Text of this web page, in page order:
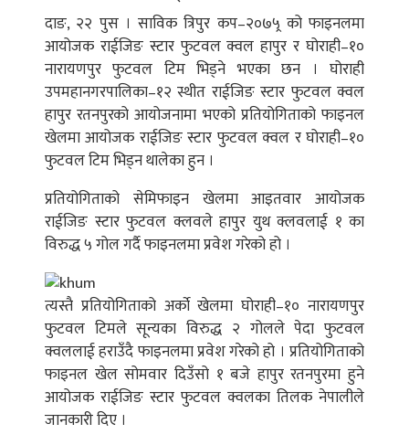
दाङ, २२ पुस । साविक त्रिपुर कप–२०७५्र को फाइनलमा
आयोजक राईजिङ स्टार फुटवल क्वल हापुर र घोराही–१०
नारायणपुर फुटवल टिम भिड्ने भएका छन । घोराही
उपमहानगरपालिका–१२ स्थीत राईजिङ स्टार फुटवल क्वल
हापुर रतनपुरको आयोजनामा भएको प्रतियोगिताको फाइनल
खेलमा आयोजक राईजिङ स्टार फुटवल क्वल र घोराही–१०
फुटवल टिम भिड्न थालेका हुन ।
प्रतियोगिताको सेमिफाइन खेलमा आइतवार आयोजक
राईजिङ स्टार फुटवल क्लवले हापुर युथ क्लवलाई १ का
विरुद्ध ५ गोल गर्दै फाइनलमा प्रवेश गरेको हो ।
त्यस्तै प्रतियोगिताको अर्काे खेलमा घोराही–१० नारायणपुर
फुटवल टिमले सून्यका विरुद्ध २ गोलले पेदा फुटवल
क्वललाई हराउँदै फाइनलमा प्रवेश गरेको हो । प्रतियोगिताको
फाइनल खेल सोमवार दिउँसो १ बजे हापुर रतनपुरमा हुने
आयोजक राईजिङ स्टार फुटवल क्वलका तिलक नेपालीले
जानकारी दिए ।